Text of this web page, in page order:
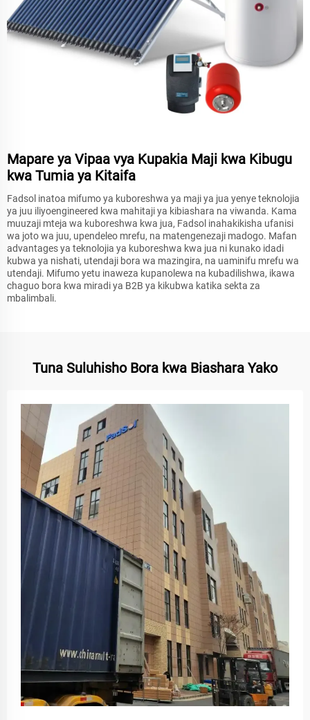
Mapare ya Vipaa vya Kupakia Maji kwa Kibugu
kwa Tumia ya Kitaifa
Fadsol inatoa mifumo ya kuboreshwa ya maji ya jua yenye teknolojia
ya juu iliyoengineered kwa mahitaji ya kibiashara na viwanda. Kama
muuzaji mteja wa kuboreshwa kwa jua, Fadsol inahakikisha ufanisi
wa joto wa juu, upendeleo mrefu, na matengenezaji madogo. Mafan
advantages ya teknolojia ya kuboreshwa kwa jua ni kunako idadi
kubwa ya nishati, utendaji bora wa mazingira, na uaminifu mrefu wa
utendaji. Mifumo yetu inaweza kupanolewa na kubadilishwa, ikawa
chaguo bora kwa miradi ya B2B ya kikubwa katika sekta za
mbalimbali.
Tuna Suluhisho Bora kwa Biashara Yako